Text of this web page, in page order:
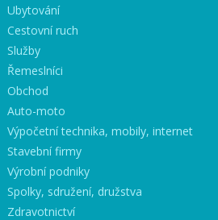
Ubytování
Cestovní ruch
Služby
Řemeslníci
Obchod
Auto-moto
Výpočetní technika, mobily, internet
Stavební firmy
Výrobní podniky
Spolky, sdružení, družstva
Zdravotnictví